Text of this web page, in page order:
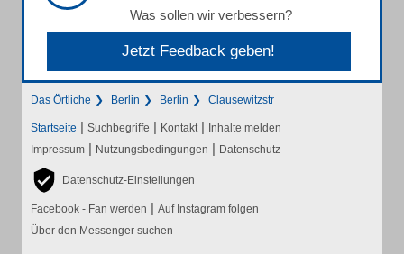
Was sollen wir verbessern?
Jetzt Feedback geben!
Das Örtliche Berlin Berlin Clausewitzstr
Startseite | Suchbegriffe | Kontakt | Inhalte melden
Impressum | Nutzungsbedingungen | Datenschutz
Datenschutz-Einstellungen
Facebook - Fan werden | Auf Instagram folgen
Über den Messenger suchen